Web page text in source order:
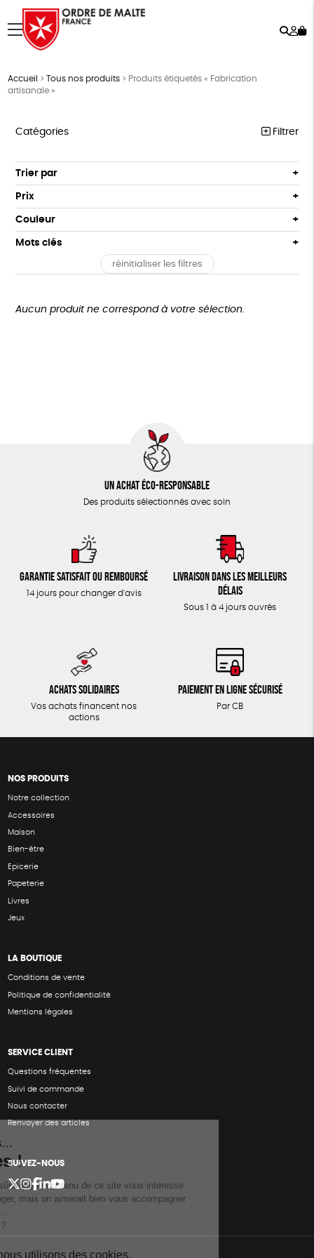
menu
Accueil >Tous nos produits > Produits étiquetés « Fabrication
artisanale »
Catégories Filtrer
NOTRE COLLECTION
ACCESSOIRES
MAISON
BIEN-ÊTRE
ÉPICERIE
Trier par
Par défaut
Popularité
Prix : du - cher au + cher
Prix : du + cher au - cher
Prix
Tous
0 € - 50 €
Plus de 200€
Couleur
Blanc Pur
violet
Mots clés
Fabrication artisanale PEFC Fabriqué en Espagne
réinitialiser les filtres
Aucun produit ne correspond à votre sélection.
Un achat éco-responsable
Des produits sélectionnés avec soin
Garantie satisfait ou remboursé
14 jours pour changer d'avis
Livraison dans les meilleurs
délais
Sous 1 à 4 jours ouvrés
Achats solidaires
Vos achats financent nos
actions
Paiement en ligne sécurisé
Par CB
NOS PRODUITS
Notre collection
Accessoires
Maison
Bien-être
Epicerie
Papeterie
Livres
Jeux
LA BOUTIQUE
Conditions de vente
Politique de confidentialité
Mentions légales
SERVICE CLIENT
Questions fréquentes
Suivi de commande
Nous contacter
Renvoyer des articles
SUIVEZ-NOUS